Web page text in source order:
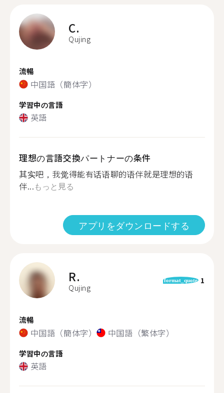
C.
Qujing
流暢
中国語（簡体字）
学習中の言語
英語
理想の言語交換パートナーの条件
其实吧，我觉得能有话语聊的语伴就是理想的语
伴...もっと見る
アプリをダウンロードする
R.
Qujing
format_quote 1
流暢
中国語（簡体字） 中国語（繁体字）
学習中の言語
英語